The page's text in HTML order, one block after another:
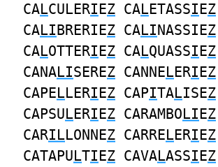
CALCULERIEZ CALETASSIEZ
CALIBRERIEZ CALINASSIEZ
CALOTTERIEZ CALQUASSIEZ
CANALISEREZ CANNELERIEZ
CAPELLERIEZ CAPITALISEZ
CAPSULERIEZ CARAMBOLIEZ
CARILLONNEZ CARRELERIEZ
CATAPULTIEZ CAVALASSIEZ